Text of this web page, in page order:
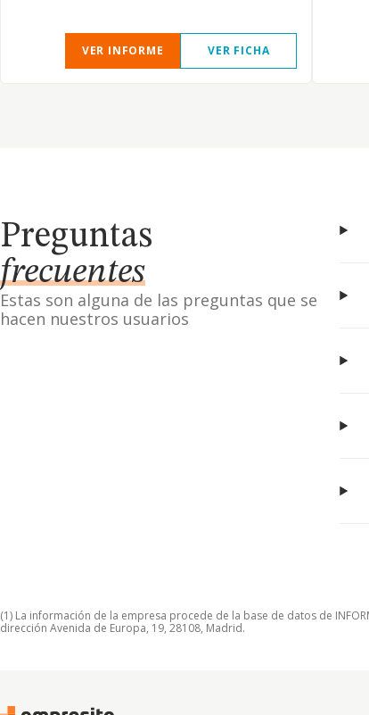
VER INFORME VER FICHA
Preguntas
frecuentes
Estas son alguna de las preguntas que se
hacen nuestros usuarios
(1) La información de la empresa procede de la base de datos de
dirección Avenida de Europa, 19, 28108, Madrid.